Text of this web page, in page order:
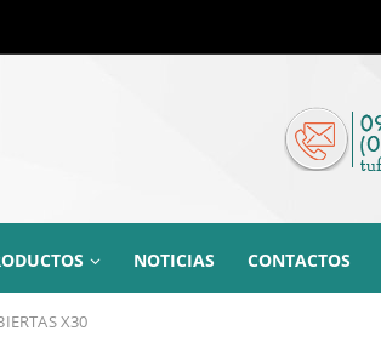
NOTICIAS CONTACTOS
X30